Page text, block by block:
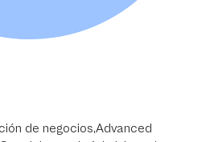
de negocios,Advanced